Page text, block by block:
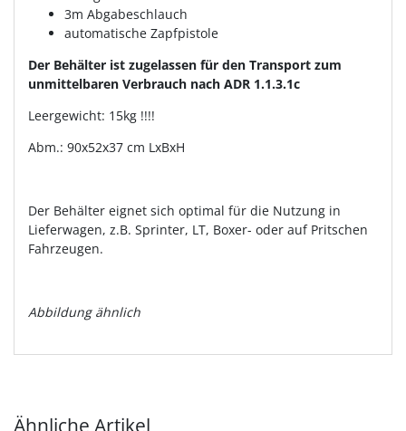
3m Abgabeschlauch
automatische Zapfpistole
Der Behälter ist zugelassen für den Transport zum
unmittelbaren Verbrauch nach ADR 1.1.3.1c
Leergewicht: 15kg !!!!
Abm.: 90x52x37 cm LxBxH
Der Behälter eignet sich optimal für die Nutzung in
Lieferwagen, z.B. Sprinter, LT, Boxer- oder auf Pritschen
Fahrzeugen.
Abbildung ähnlich
Ähnliche Artikel